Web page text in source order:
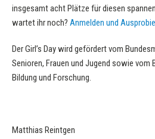
insgesamt acht Plätze für diesen
wartet ihr noch? Anmelden und
Der Girl’s Day wird gefördert vom
Senioren, Frauen und Jugend sowie vom
Bildung und Forschung.
Matthias Reintgen